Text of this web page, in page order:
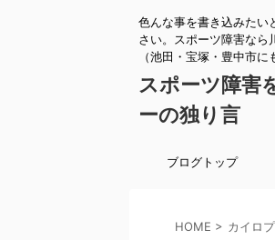
色んな事を書き込みたい
さい。スポーツ障害なら
（池田・宝塚・豊中市に
スポーツ障害
ーの独り言
ブログトップ
HOME > カイロ